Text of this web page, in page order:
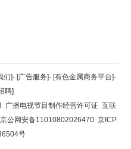
部
页
们]- [广告服务]- [有色金属商务平台]-
聘]
广播电视节目制作经营许可证 互联
京公网安备11010802026470 京ICP
号